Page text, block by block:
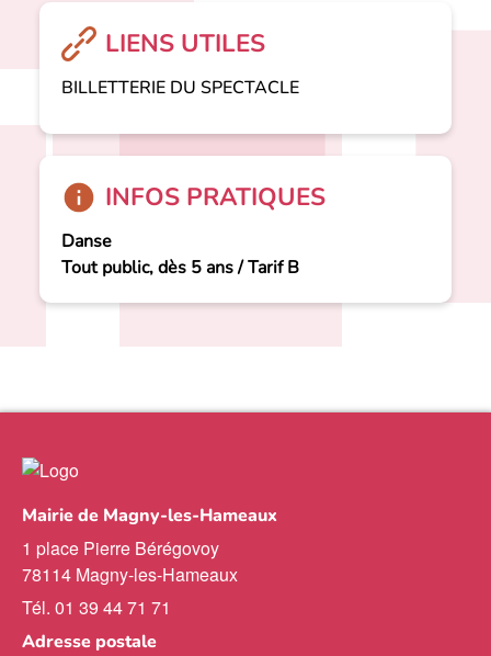
LIENS UTILES
BILLETTERIE DU SPECTACLE
INFOS PRATIQUES
Danse
Tout public, dès 5 ans / Tarif B
Mairie de Magny-les-Hameaux
1 place Pierre Bérégovoy
78114 Magny-les-Hameaux
Tél. 01 39 44 71 71
Adresse postale